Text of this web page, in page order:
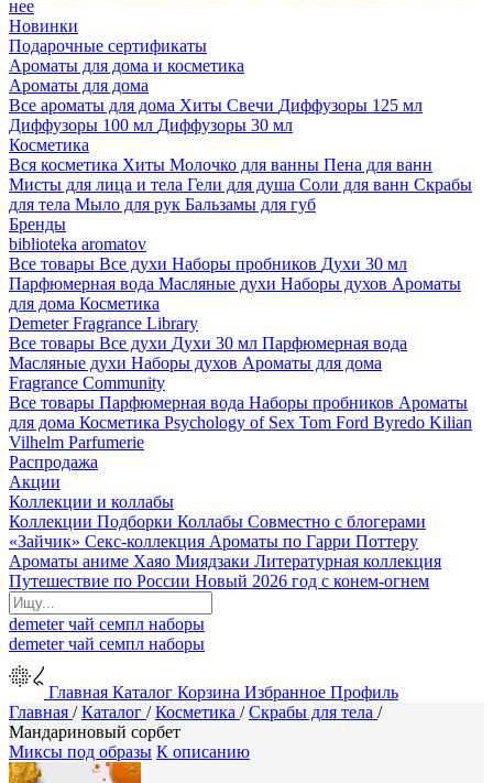
нее
Новинки
Подарочные сертификаты
Ароматы для дома и косметика
Ароматы для дома
Все ароматы для дома Хиты Свечи Диффузоры 125 мл
Диффузоры 100 мл Диффузоры 30 мл
Косметика
Вся косметика Хиты Молочко для ванны Пена для ванн
Мисты для лица и тела Гели для душа Соли для ванн Скрабы
для тела Мыло для рук Бальзамы для губ
Бренды
biblioteka aromatov
Все товары Все духи Наборы пробников Духи 30 мл
Парфюмерная вода Масляные духи Наборы духов Ароматы
для дома Косметика
Demeter Fragrance Library
Все товары Все духи Духи 30 мл Парфюмерная вода
Масляные духи Наборы духов Ароматы для дома
Fragrance Community
Все товары Парфюмерная вода Наборы пробников Ароматы
для дома Косметика Psychology of Sex Tom Ford Byredo Kilian
Vilhelm Parfumerie
Распродажа
Акции
Коллекции и коллабы
Коллекции Подборки Коллабы Совместно с блогерами
«Зайчик» Секс-коллекция Ароматы по Гарри Поттеру
Ароматы аниме Хаяо Миядзаки Литературная коллекция
Путешествие по России Новый 2026 год с конем-огнем
demeterчай семпл наборы
demeterчай семпл наборы
Главная Каталог Корзина Избранное Профиль
Главная /Каталог /Косметика /Скрабы для тела /
Мандариновый сорбет
Миксы под образы К описанию